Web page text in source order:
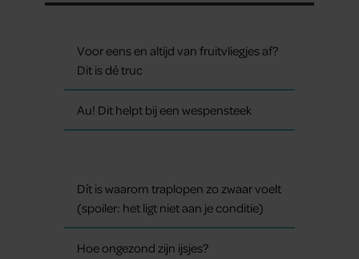
Voor eens en altijd van fruitvliegjes af?
Dit is dé truc
Au! Dit helpt bij een wespensteek
Dít is waarom traplopen zo zwaar voelt
(spoiler: het ligt niet aan je conditie)
Hoe ongezond zijn ijsjes?